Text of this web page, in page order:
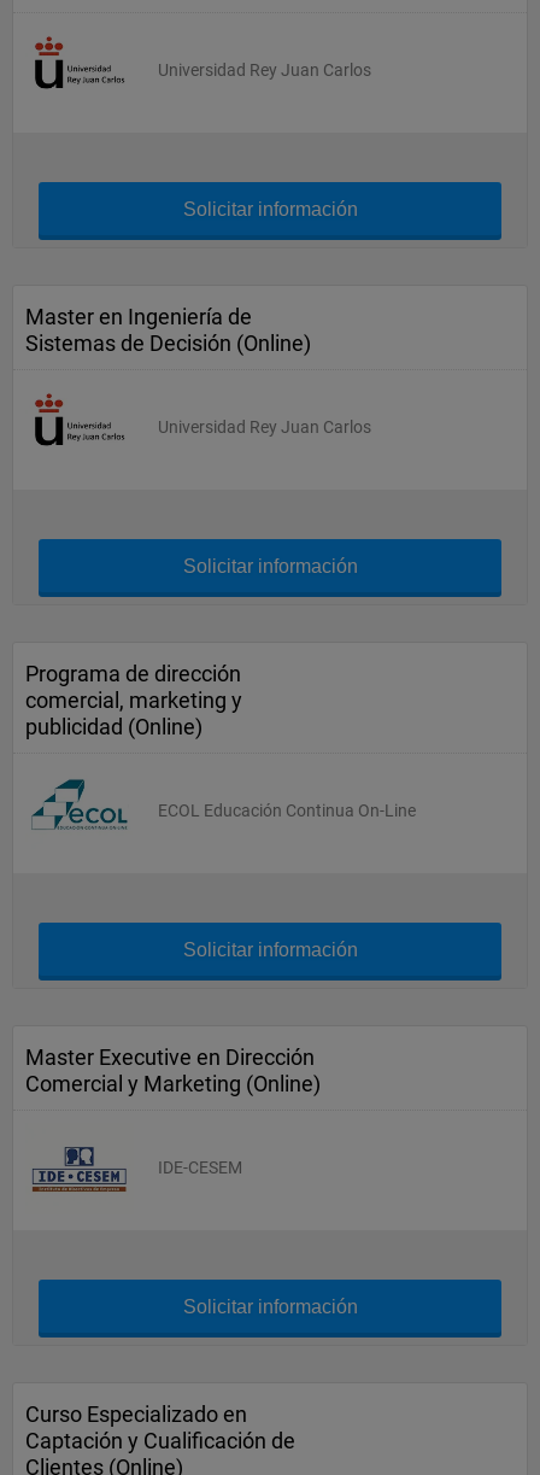
Universidad Rey Juan Carlos
Solicitar información
Master en Ingeniería de
Sistemas de Decisión (Online)
Universidad Rey Juan Carlos
Solicitar información
Programa de dirección
comercial, marketing y
publicidad (Online)
ECOL Educación Continua On-Line
Solicitar información
Master Executive en Dirección
Comercial y Marketing (Online)
IDE-CESEM
Solicitar información
Curso Especializado en
Captación y Cualificación de
Clientes (Online)